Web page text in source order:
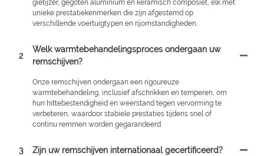
gietijzer, gegoten aluminium en keramisch composiet, elk met
unieke prestatiekenmerken die zijn afgestemd op
verschillende voertuigtypen en rijomstandigheden.
2
Welk warmtebehandelingsproces ondergaan uw
remschijven?
Onze remschijven ondergaan een rigoureuze
warmtebehandeling, inclusief afschrikken en temperen, om
hun hittebestendigheid en weerstand tegen vervorming te
verbeteren, waardoor stabiele prestaties tijdens snel of
continu remmen worden gegarandeerd.
3 Zijn uw remschijven internationaal gecertificeerd?